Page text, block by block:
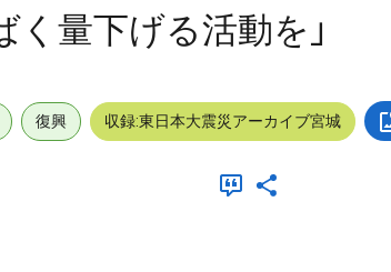
く量下げる活動を」
復興 収録:東日本大震災アーカイブ宮城